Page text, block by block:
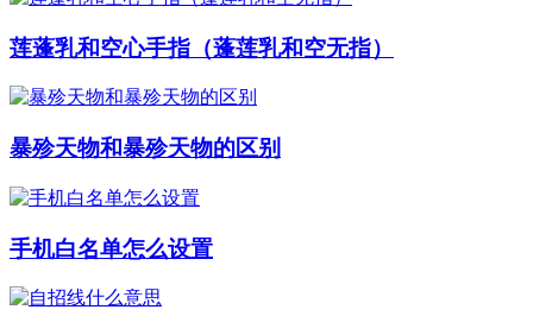
莲蓬乳和空心手指（蓬莲乳和空无指）
暴殄天物和暴殄天物的区别
手机白名单怎么设置